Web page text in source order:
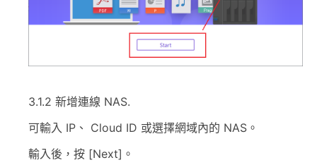
3.1.2 新增連線 NAS.
可輸入 IP、 Cloud ID 或選擇網域內的 NAS。
輸入後，按 [Next]。